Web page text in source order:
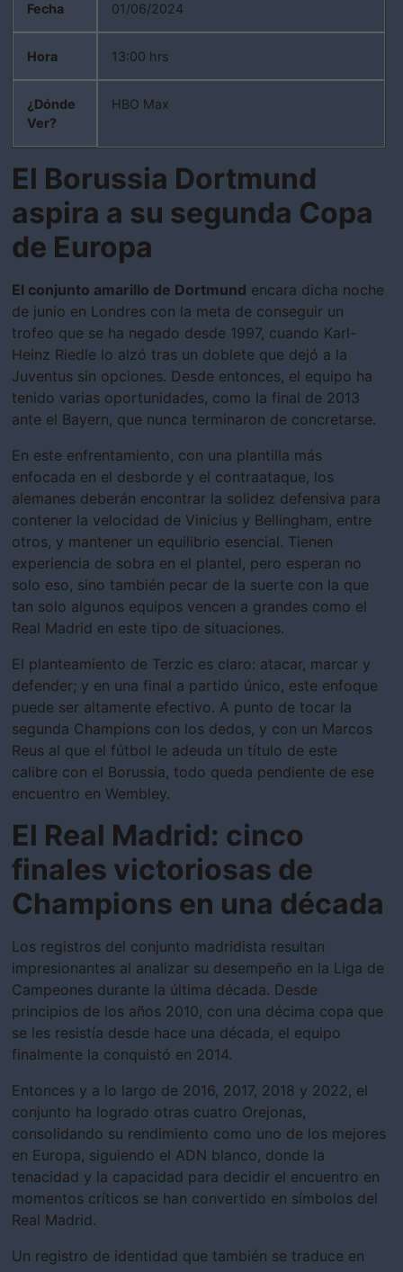
Fecha
Hora
¿Dónde
Ver?
01/06/2024
13:00 hrs
HBO Max
El Borussia Dortmund
aspira a su segunda Copa
de Europa
El conjunto amarillo de Dortmund encara dicha noche
de junio en Londres con la meta de conseguir un
trofeo que se ha negado desde 1997, cuando Karl-
Heinz Riedle lo alzó tras un doblete que dejó a la
Juventus sin opciones. Desde entonces, el equipo ha
tenido varias oportunidades, como la final de 2013
ante el Bayern, que nunca terminaron de concretarse.
En este enfrentamiento, con una plantilla más
enfocada en el desborde y el contraataque, los
alemanes deberán encontrar la solidez defensiva para
contener la velocidad de Vinicius y Bellingham, entre
otros, y mantener un equilibrio esencial. Tienen
experiencia de sobra en el plantel, pero esperan no
solo eso, sino también pecar de la suerte con la que
tan solo algunos equipos vencen a grandes como el
Real Madrid en este tipo de situaciones.
El planteamiento de Terzic es claro: atacar, marcar y
defender; y en una final a partido único, este enfoque
puede ser altamente efectivo. A punto de tocar la
segunda Champions con los dedos, y con un Marcos
Reus al que el fútbol le adeuda un título de este
calibre con el Borussia, todo queda pendiente de ese
encuentro en Wembley.
El Real Madrid: cinco
finales victoriosas de
Champions en una década
Los registros del conjunto madridista resultan
impresionantes al analizar su desempeño en la Liga de
Campeones durante la última década. Desde
principios de los años 2010, con una décima copa que
se les resistía desde hace una década, el equipo
finalmente la conquistó en 2014.
Entonces y a lo largo de 2016, 2017, 2018 y 2022, el
conjunto ha logrado otras cuatro Orejonas,
consolidando su rendimiento como uno de los mejores
en Europa, siguiendo el ADN blanco, donde la
tenacidad y la capacidad para decidir el encuentro en
momentos críticos se han convertido en símbolos del
Real Madrid.
Un registro de identidad que también se traduce en